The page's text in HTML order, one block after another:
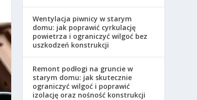
Wentylacja piwnicy w starym
domu: jak poprawić cyrkulację
powietrza i ograniczyć wilgoć bez
uszkodzeń konstrukcji
Remont podłogi na gruncie w
starym domu: jak skutecznie
ograniczyć wilgoć i poprawić
izolację oraz nośność konstrukcji